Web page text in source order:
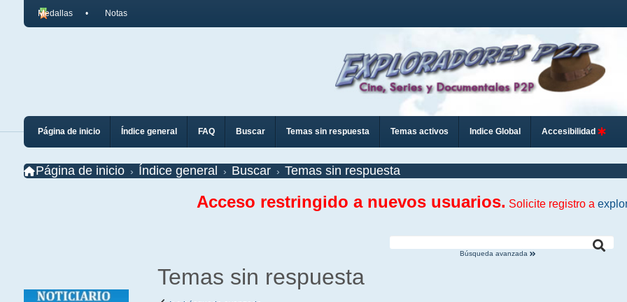
Medallas Notas
Página de inicio Índice general FAQ Buscar Temas sin respuesta Temas activos Indice Global Accesibilidad
Página de inicio Índice general Buscar Temas sin respuesta
Acceso restringido a nuevos usuarios. Solicite registro a
Búsqueda avanzada
Temas sin respuesta